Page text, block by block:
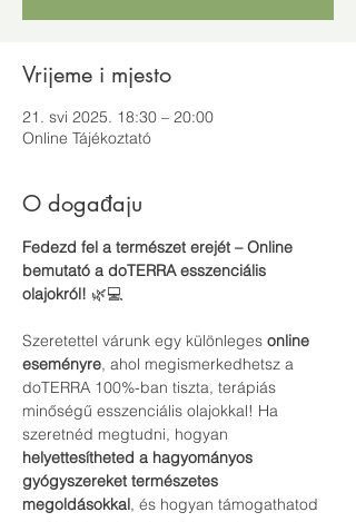
Vrijeme i mjesto
21. svi 2025. 18:30 – 20:00
Online Tájékoztató
O događaju
Fedezd fel a természet erejét – Online
bemutató a doTERRA esszenciális
olajokról! 🌿💻
Szeretettel várunk egy különleges online
eseményre, ahol megismerkedhetsz a
doTERRA 100%-ban tiszta, terápiás
minőségű esszenciális olajokkal! Ha
szeretnéd megtudni, hogyan
helyettesítheted a hagyományos
gyógyszereket természetes
megoldásokkal, és hogyan támogathatod